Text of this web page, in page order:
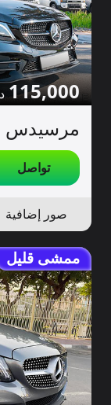
115,000
مرسيدس C300 للبيع
تواصل
صور إضافية
ممشى قليل